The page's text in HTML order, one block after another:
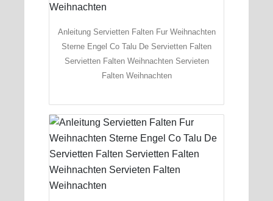
Anleitung Servietten Falten Fur Weihnachten
Sterne Engel Co Talu De Servietten Falten
Servietten Falten Weihnachten Servieten
Falten Weihnachten